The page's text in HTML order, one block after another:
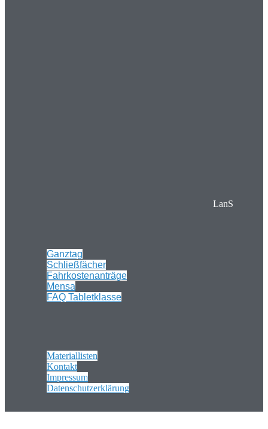
LanS
Ganztag
Schließfächer
Fahrkostenanträge
Mensa
FAQ Tabletklasse
Materiallisten
Kontakt
Impressum
Datenschutzerklärung